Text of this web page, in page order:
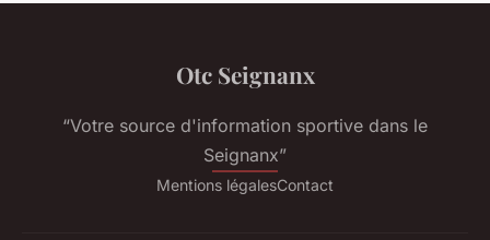
Otc Seignanx
“Votre source d'information sportive dans le
Seignanx”
Mentions légalesContact